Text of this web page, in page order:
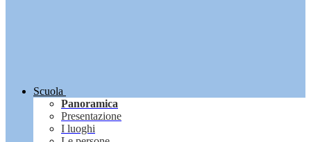
Scuola
Panoramica
Presentazione
I luoghi